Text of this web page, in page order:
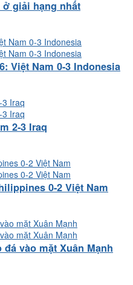
ở giải hạng nhất
Việt Nam 0-3 Indonesia
2-3 Iraq
0-2 Việt Nam
vào mặt Xuân Mạnh